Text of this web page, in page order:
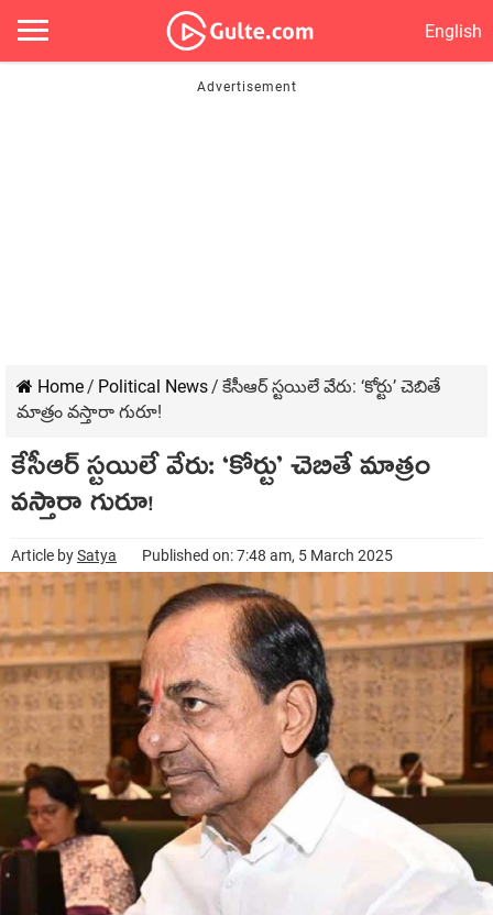
English
Home/ Political News/ కేసీఆర్ స్ట‌యిలే వేరు: ‘కోర్టు’ చెబితే
మాత్రం వ‌స్తారా గురూ!
కేసీఆర్ స్ట‌యిలే వేరు: ‘కోర్టు’ చెబితే మాత్రం
వ‌స్తారా గురూ!
Article bySatya Published on: 7:48 am, 5 March 2025